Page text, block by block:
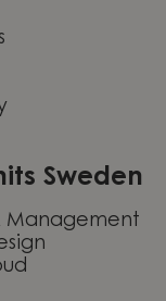
Sweden
Management